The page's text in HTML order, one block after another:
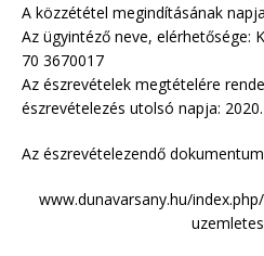
A közzététel megindításának
Az ügyintéző neve, elérhetősége:
70 3670017
Az észrevételek megtételére
észrevételezés utolsó napja:
Az észrevételezendő
www.dunavarsany.hu/